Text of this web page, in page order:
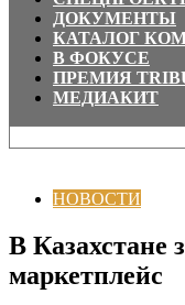
ДОКУМЕНТЫ
КАТАЛОГ
В ФОКУСЕ
ПРЕМИЯ
МЕДИАКИТ
НОВОСТИ
В Казахстане
маркетплейс